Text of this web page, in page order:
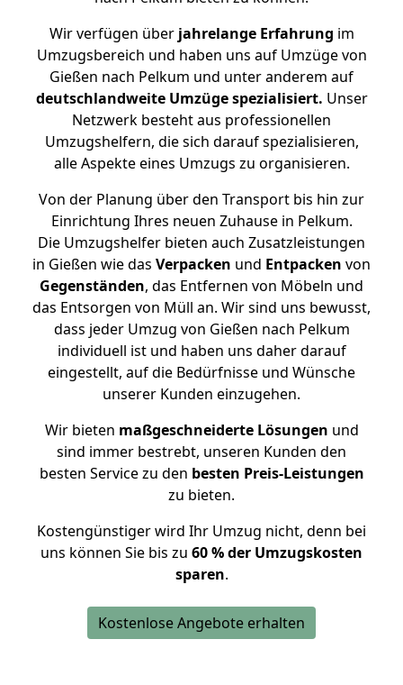
Wir verfügen überjahrelange Erfahrung im
Umzugsbereich und haben uns auf Umzüge von
Gießen nach Pelkum und unter anderem auf
deutschlandweite Umzüge spezialisiert. Unser
Netzwerk besteht aus professionellen
Umzugshelfern, die sich darauf spezialisieren,
alle Aspekte eines Umzugs zu organisieren.
Von der Planung über den Transport bis hin zur
Einrichtung Ihres neuen Zuhause in Pelkum.
Die Umzugshelfer bieten auch Zusatzleistungen
in Gießen wie das Verpacken und Entpacken von
Gegenständen, das Entfernen von Möbeln und
das Entsorgen von Müll an. Wir sind uns bewusst,
dass jeder Umzug von Gießen nach Pelkum
individuell ist und haben uns daher darauf
eingestellt, auf die Bedürfnisse und Wünsche
unserer Kunden einzugehen.
Wir bieten maßgeschneiderte Lösungen und
sind immer bestrebt, unseren Kunden den
besten Service zu den besten Preis-Leistungen
zu bieten.
Kostengünstiger wird Ihr Umzug nicht, denn bei
uns können Sie bis zu 60 % der Umzugskosten
sparen.
Kostenlose Angebote erhalten